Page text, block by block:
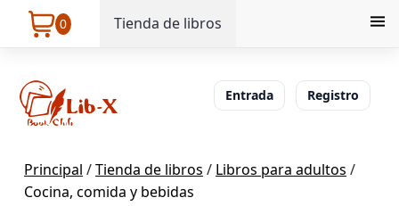
0 Tienda de libros
Entrada Registro
Principal /Tienda de libros / Libros para adultos /
Cocina, comida y bebidas